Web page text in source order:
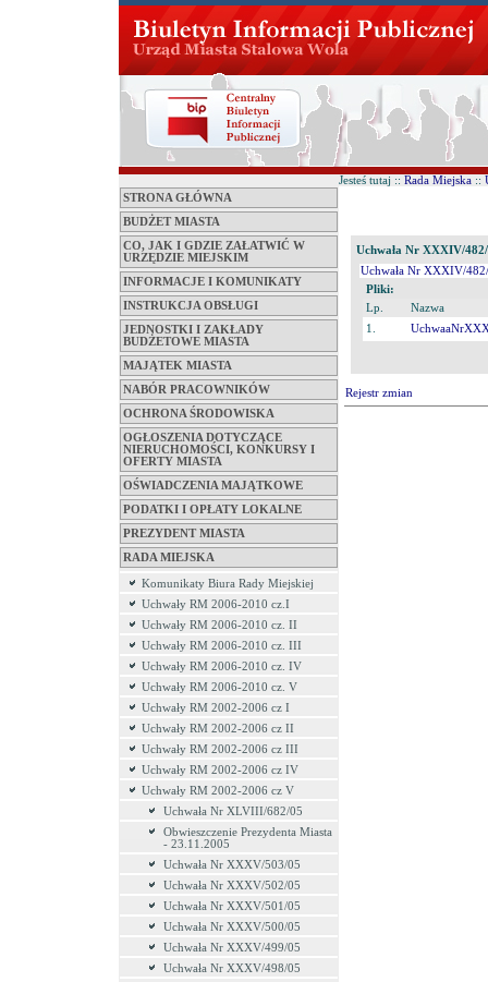
STRONA GŁÓWNA
BUDŻET MIASTA
CO, JAK I GDZIE ZAŁATWIĆ W
URZĘDZIE MIEJSKIM
INFORMACJE I KOMUNIKATY
INSTRUKCJA OBSŁUGI
JEDNOSTKI I ZAKŁADY
BUDŻETOWE MIASTA
MAJĄTEK MIASTA
NABÓR PRACOWNIKÓW
OCHRONA ŚRODOWISKA
OGŁOSZENIA DOTYCZĄCE
NIERUCHOMOŚCI, KONKURSY I
OFERTY MIASTA
OŚWIADCZENIA MAJĄTKOWE
PODATKI I OPŁATY LOKALNE
PREZYDENT MIASTA
RADA MIEJSKA
Komunikaty Biura Rady Miejskiej
Uchwały RM 2006-2010 cz.I
Uchwały RM 2006-2010 cz. II
Uchwały RM 2006-2010 cz. III
Uchwały RM 2006-2010 cz. IV
Uchwały RM 2006-2010 cz. V
Uchwały RM 2002-2006 cz I
Uchwały RM 2002-2006 cz II
Uchwały RM 2002-2006 cz III
Uchwały RM 2002-2006 cz IV
Uchwały RM 2002-2006 cz V
Uchwała Nr XLVIII/682/05
Obwieszczenie Prezydenta Miasta
- 23.11.2005
Uchwała Nr XXXV/503/05
Uchwała Nr XXXV/502/05
Uchwała Nr XXXV/501/05
Uchwała Nr XXXV/500/05
Uchwała Nr XXXV/499/05
Uchwała Nr XXXV/498/05
Jesteś tutaj :: Rada Miejska ::
Uchwała Nr XXXIV/
Uchwała Nr XXXIV/
Pliki:
Lp.
Nazwa
1.
Rejestr zmian